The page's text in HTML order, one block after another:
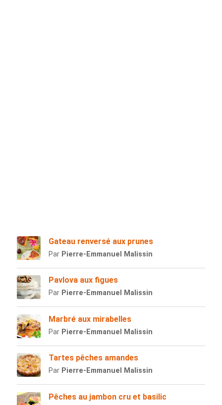
Gateau renversé aux prunes
Par Pierre-Emmanuel Malissin
Pavlova aux figues
Par Pierre-Emmanuel Malissin
Marbré aux mirabelles
Par Pierre-Emmanuel Malissin
Tartes pêches amandes
Par Pierre-Emmanuel Malissin
Pêches au jambon cru et basilic